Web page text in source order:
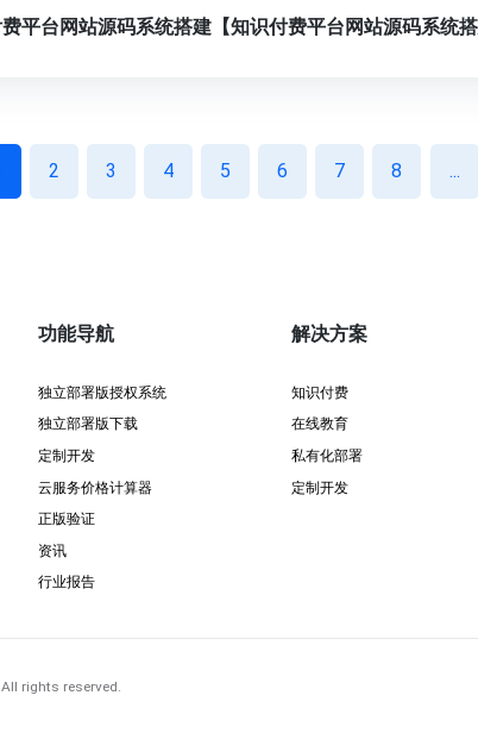
2 3 4 5 6 7 8 ...
功能导航
独立部署版授权系统
独立部署版下载
定制开发
云服务价格计算器
正版验证
资讯
行业报告
解决方案
知识付费
在线教育
私有化部署
定制开发
. All rights reserved.